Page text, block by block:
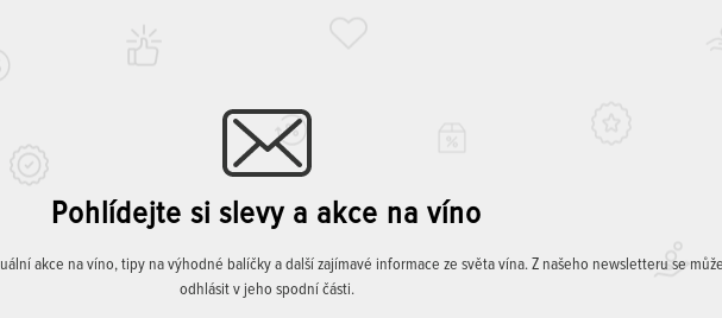
Pohlídejte si slevy a akce na víno
akce na víno, tipy na výhodné balíčky a další zajímavé informace ze světa vína. Z našeho newsletteru se
odhlásit v jeho spodní části.